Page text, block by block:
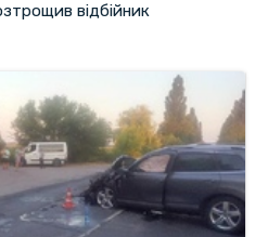
відбійник